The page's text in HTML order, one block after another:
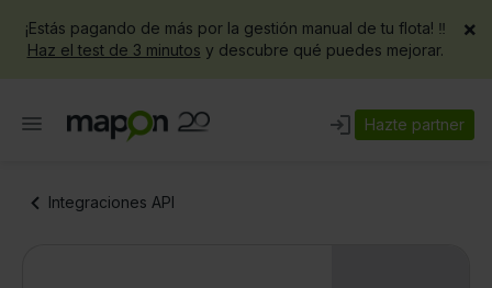
¡Estás pagando de más por la gestión manual de tu flota! ‼️
Haz el test de 3 minutos y descubre qué puedes mejorar.
×
Hazte partner
Integraciones API